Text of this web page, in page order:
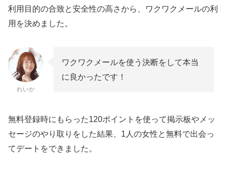
利用目的の合致と安全性の高さから、ワクワクメールの利
用を決めました。
れいか
ワクワクメールを使う決断をして本当
に良かったです！
無料登録時にもらった120ポイントを使って掲示板やメッ
セージのやり取りをした結果、1人の女性と無料で出会っ
てデートをできました。